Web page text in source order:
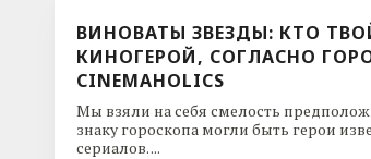
ВИНОВАТЫ ЗВЕЗДЫ: КТО
КИНОГЕРОЙ, СОГЛАСНО
CINEMAHOLICS
Мы взяли на себя смелость
знаку гороскопа могли быть герои
сериалов. ...